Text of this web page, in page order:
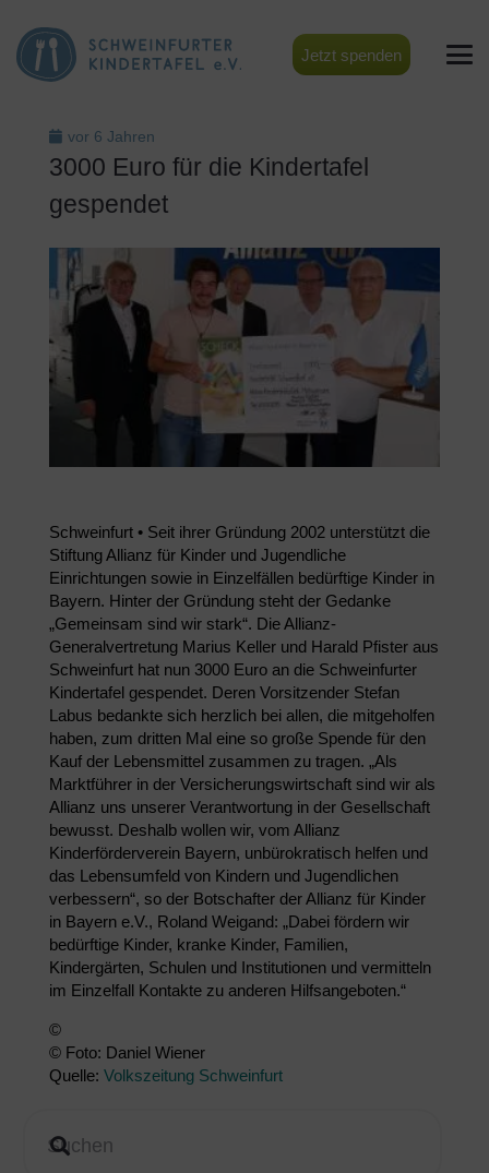
Jetzt spenden
vor 6 Jahren
3000 Euro für die Kindertafel
gespendet
Schweinfurt • Seit ihrer Gründung 2002 unterstützt die
Stiftung Allianz für Kinder und Jugendliche
Einrichtungen sowie in Einzelfällen bedürftige Kinder in
Bayern. Hinter der Gründung steht der Gedanke
„Gemeinsam sind wir stark“. Die Allianz-
Generalvertretung Marius Keller und Harald Pfister aus
Schweinfurt hat nun 3000 Euro an die Schweinfurter
Kindertafel gespendet. Deren Vorsitzender Stefan
Labus bedankte sich herzlich bei allen, die mitgeholfen
haben, zum dritten Mal eine so große Spende für den
Kauf der Lebensmittel zusammen zu tragen. „Als
Marktführer in der Versicherungswirtschaft sind wir als
Allianz uns unserer Verantwortung in der Gesellschaft
bewusst. Deshalb wollen wir, vom Allianz
Kinderförderverein Bayern, unbürokratisch helfen und
das Lebensumfeld von Kindern und Jugendlichen
verbessern“, so der Botschafter der Allianz für Kinder
in Bayern e.V., Roland Weigand: „Dabei fördern wir
bedürftige Kinder, kranke Kinder, Familien,
Kindergärten, Schulen und Institutionen und vermitteln
im Einzelfall Kontakte zu anderen Hilfsangeboten.“
©
© Foto: Daniel Wiener
Quelle: Volkszeitung Schweinfurt